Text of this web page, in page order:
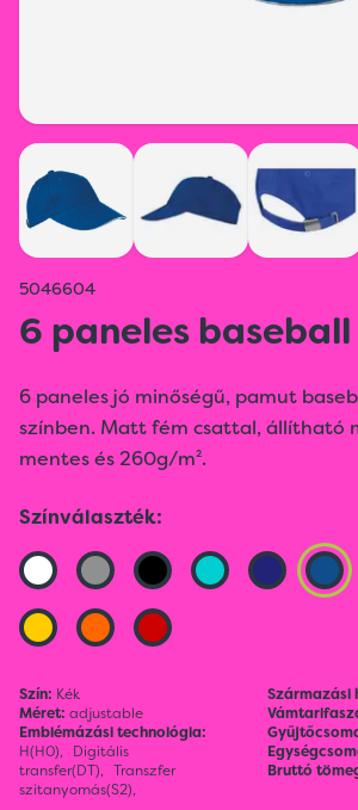
5046604
6 paneles
6 paneles jó minőségű, pamut
színben. Matt fém csattal, állítható
mentes és 260g/m².
Színválaszték:
Szín: Kék
Méret: adjustable
Emblémázási technológia:
H(H0), Digitális
transfer(DT), Transzfer
szitanyomás(S2),
Származási
Bruttó